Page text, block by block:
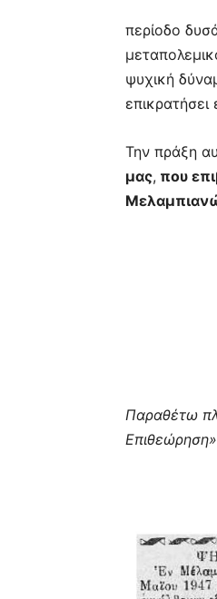
περίοδο
ψυχική
Την πράξη
μας, που
Παραθέτω